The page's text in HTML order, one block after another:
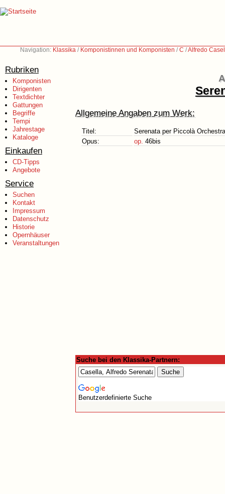
Navigation: Klassika / Komponistinnen und Komponisten /C /Alfredo
Rubriken
Komponisten
Dirigenten
Textdichter
Gattungen
Begriffe
Tempi
Jahrestage
Kataloge
Einkaufen
CD-Tipps
Angebote
Service
Suchen
Kontakt
Impressum
Datenschutz
Historie
Opernhäuser
Veranstaltungen
Allgemeine Angaben zum Werk:
Titel:
Serenata per Piccolà Orchestra
Opus:
op. 46bis
Suche bei den Klassika-Partnern:
Benutzerdefinierte Suche